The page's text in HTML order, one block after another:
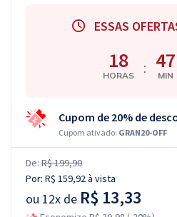
ESSAS
18
HORAS : 47
MIN
Cupom de 20% de
Cupom ativado: GRAN20-OFF
De: R$ 199,90
Por: R$ 159,92à vista
ou 12x de R$ 13,33